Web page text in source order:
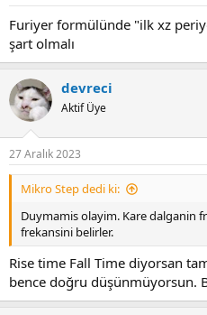
Furiyer formülünde "ilk xz
şart olmalı
devreci
Aktif Üye
27 Aralık 2023
Mikro Step dedi ki:
Duymamis olayim. Kare dalganin
frekansini belirler.
Rise time Fall Time diyorsan
bence doğru düşünmüyorsun.